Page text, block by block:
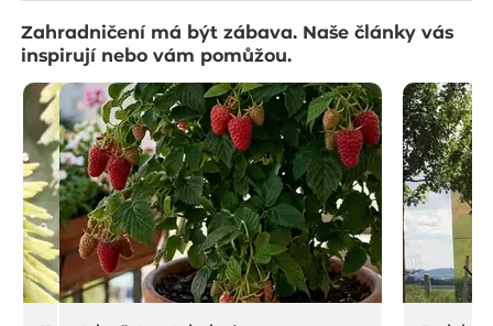
Zahradničení má být zábava. Naše články vás
inspirují nebo vám pomůžou.